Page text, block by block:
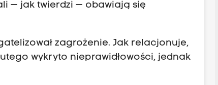
— jak twierdzi — obawiają się
zagrożenie. Jak relacjonuje,
wykryto nieprawidłowości, jednak